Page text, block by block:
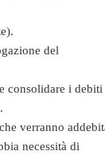
del
consolidare i debiti
verranno
necessità di